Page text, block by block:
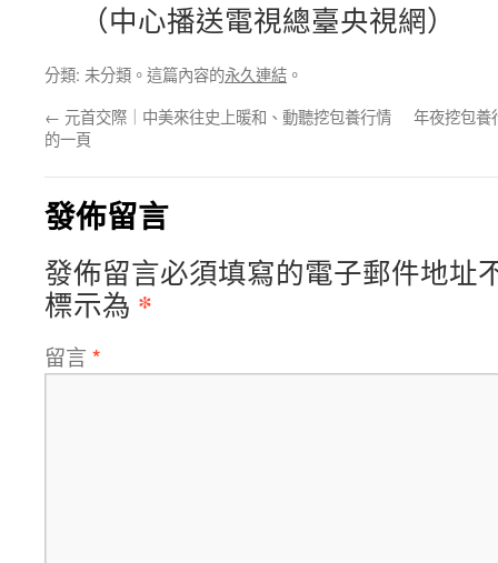
（中心播送電視總臺央視網）
分類: 未分類。這篇內容的永久連結 。
← 元首交際｜中美來往史上暖和、動聽挖包養行情
的一頁
年夜挖包
發佈留言
發佈留言必須填寫的電子郵件地址
標示為 *
留言 *